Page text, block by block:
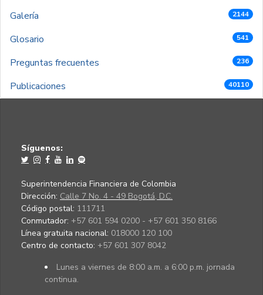
Galería 2144
Glosario 541
Preguntas frecuentes 236
Publicaciones 40110
Síguenos:
Superintendencia Financiera de Colombia
Dirección: Calle 7 No. 4 - 49 Bogotá, D.C.
Código postal: 111711
Conmutador: +57 601 594 0200 - +57 601 350 8166
Línea gratuita nacional: 018000 120 100
Centro de contacto: +57 601 307 8042
Lunes a viernes de 8:00 a.m. a 6:00 p.m. jornada
continua.